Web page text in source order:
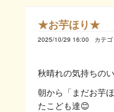
★お芋ほり★
2025/10/29 16:00 カテゴ
秋晴れの気持ちのい
朝から「まだお芋
たこども達😊